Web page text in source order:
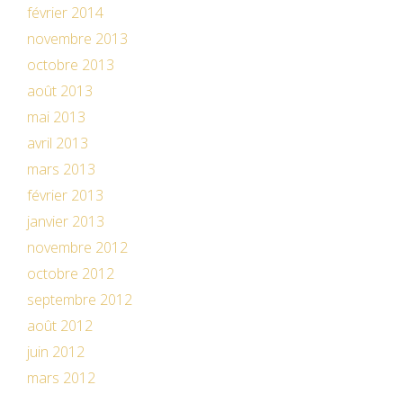
février 2014
novembre 2013
octobre 2013
août 2013
mai 2013
avril 2013
mars 2013
février 2013
janvier 2013
novembre 2012
octobre 2012
septembre 2012
août 2012
juin 2012
mars 2012